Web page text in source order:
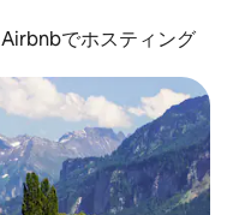
Airbnbでホスティング